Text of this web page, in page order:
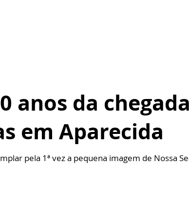
anos da
em Aparecida
pela 1ª vez a pequena imagem de Nossa